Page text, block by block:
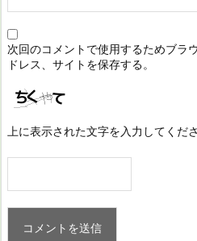
次回のコメントで使用するためブラ
ドレス、サイトを保存する。
上に表示された文字を入力してくださ